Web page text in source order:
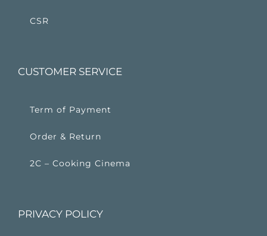
CSR
CUSTOMER SERVICE
Term of Payment
Order & Return
2C – Cooking Cinema
PRIVACY POLICY